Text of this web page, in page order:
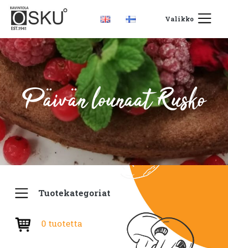
Valikko
Päivän lounaat Rusko
Tuotekategoriat
0 tuotetta